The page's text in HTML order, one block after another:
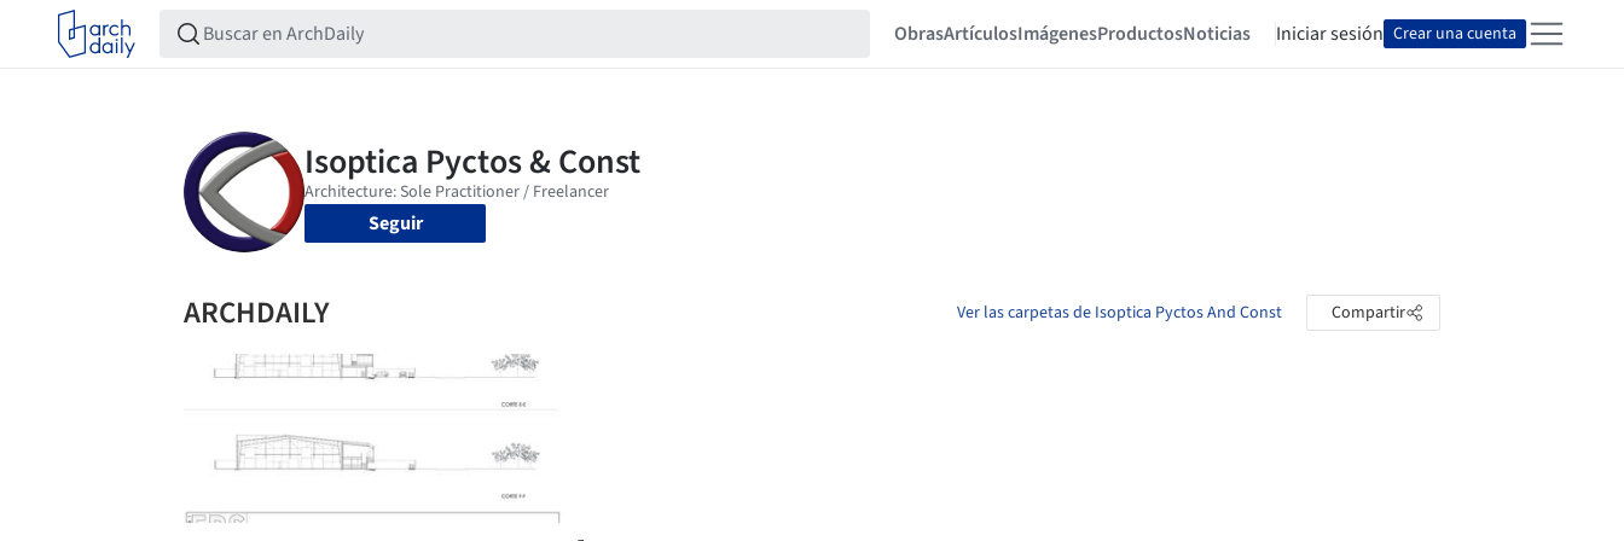
ObrasArtículosImágenesProductosNoticias Iniciar sesión Crear una cuenta
Seguir
ARCHDAILY Ver las carpetas de Isoptica Pyctos And Const Compartir